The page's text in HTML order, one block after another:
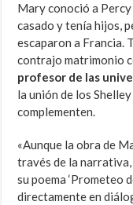
Mary conoció a
casado y tenía hijos,
escaparon a Francia.
contrajo matrimonio
profesor de las
la unión de los
complementen.
«Aunque la obra de
través de la narrativa,
su poema ‘Prometeo
directamente en